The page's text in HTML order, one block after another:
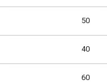
50
40
60